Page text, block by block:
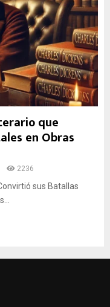
que
en Obras
2236
sus Batallas